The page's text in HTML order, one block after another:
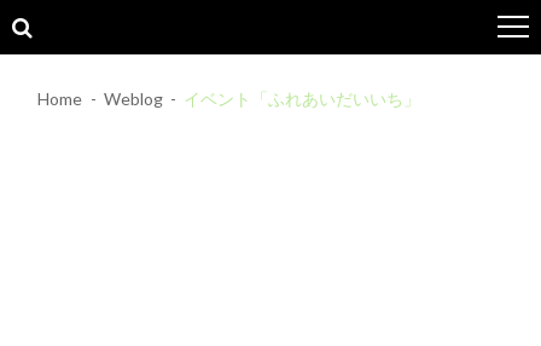
to
to
Home Weblog イベント「ふれあいだいいち」